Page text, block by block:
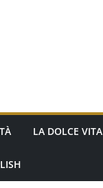
LA DOLCE VITA